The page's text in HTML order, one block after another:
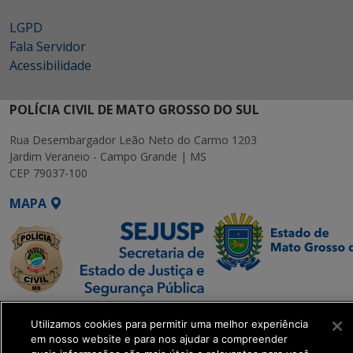
LGPD
Fala Servidor
Acessibilidade
POLÍCIA CIVIL DE MATO GROSSO DO SUL
Rua Desembargador Leão Neto do Carmo 1203
Jardim Veraneio - Campo Grande | MS
CEP 79037-100
MAPA
SETDIG | Secretaria-
Executiva de
Utilizamos cookies para permitir uma melhor experiência
em nosso website e para nos ajudar a compreender